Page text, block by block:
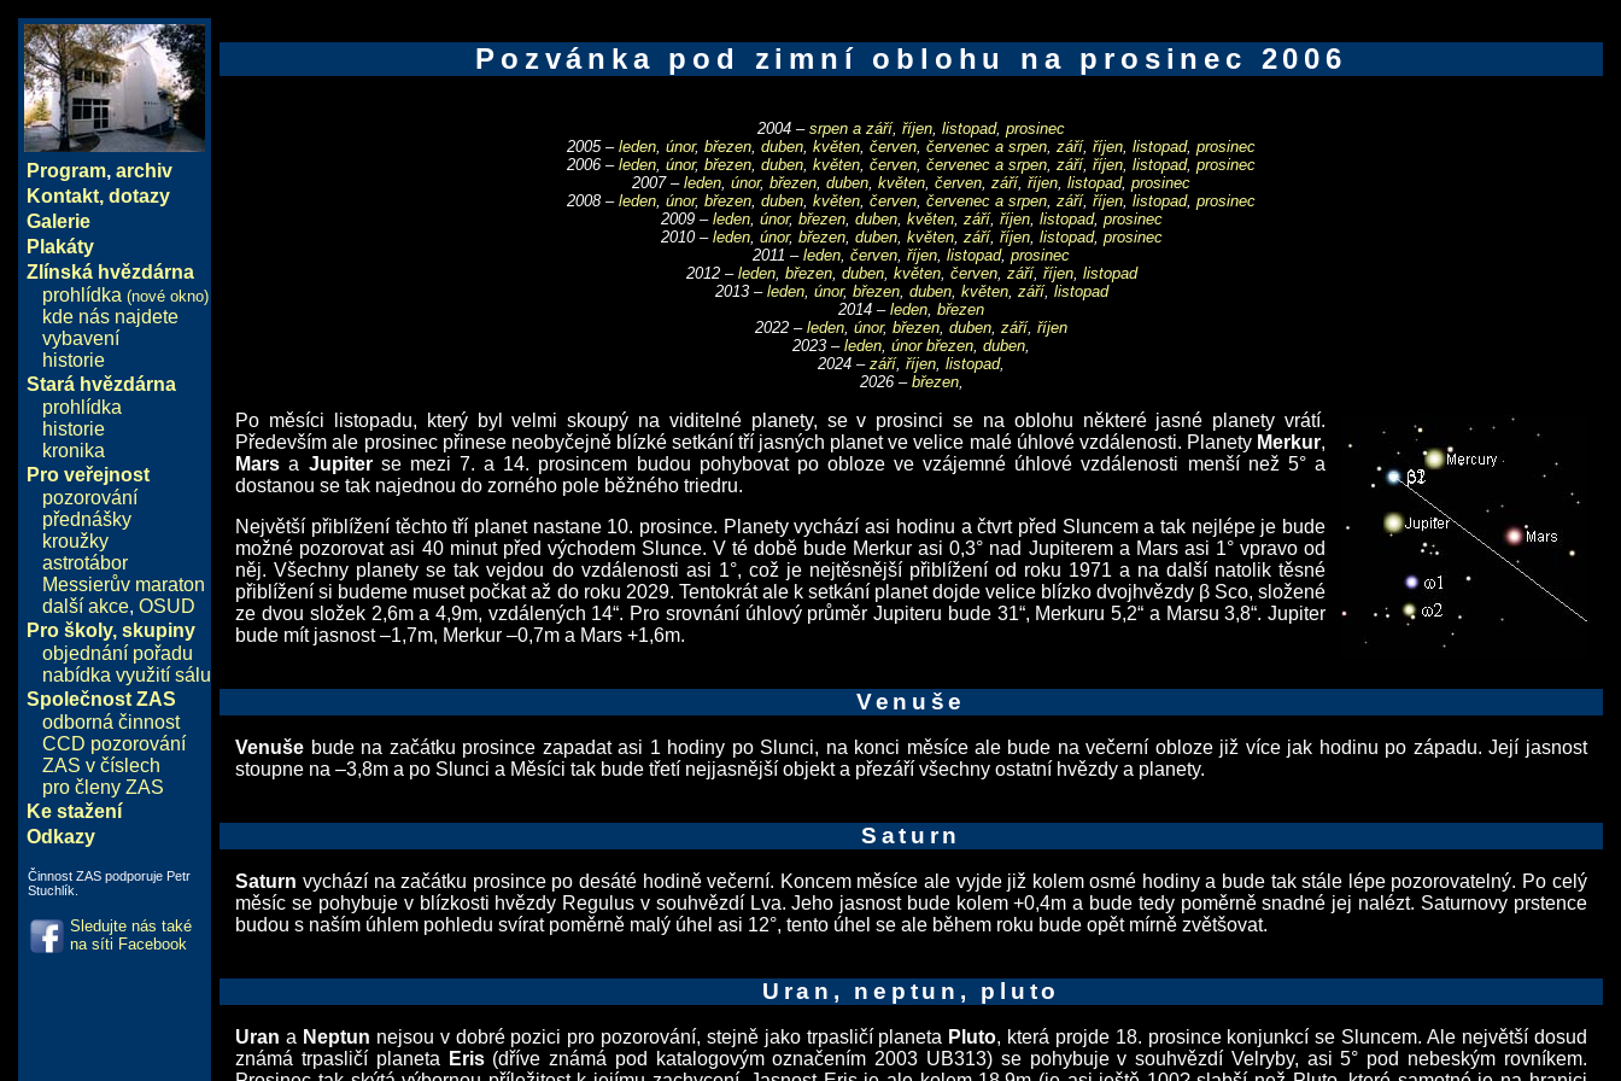
Program, archiv
Kontakt, dotazy
Galerie
Plakáty
Zlínská hvězdárna
prohlídka (nové okno)
kde nás najdete
vybavení
historie
Stará hvězdárna
prohlídka
historie
kronika
Pro veřejnost
pozorování
přednášky
kroužky
astrotábor
Messierův maraton
další akce, OSUD
Pro školy, skupiny
objednání pořadu
nabídka využití sálu
Společnost ZAS
odborná činnost
CCD pozorování
ZAS v číslech
pro členy ZAS
Ke stažení
Odkazy
Činnost ZAS podporuje Petr
Stuchlík.
Sledujte nás také
na síti Facebook
Pozvánka pod zimní oblohu na prosinec 2006
2004 – srpen a září, říjen, listopad, prosinec
2005 – leden, únor, březen, duben, květen, červen, červenec a srpen, září, říjen, listopad, prosinec
2006 – leden, únor, březen, duben, květen, červen, červenec a srpen, září, říjen, listopad, prosinec
2007 – leden, únor, březen, duben, květen, červen, září, říjen, listopad, prosinec
2008 – leden, únor, březen, duben, květen, červen, červenec a srpen, září, říjen, listopad, prosinec
2009 – leden, únor, březen, duben, květen, září, říjen, listopad, prosinec
2010 – leden, únor, březen, duben, květen, září, říjen, listopad, prosinec
2011 – leden, červen, říjen, listopad, prosinec
2012 – leden, březen, duben, květen, červen, září, říjen, listopad
2013 – leden, únor, březen, duben, květen, září, listopad
2014 – leden, březen
2022 – leden, únor, březen, duben, září, říjen
2023 – leden, únor březen, duben,
2024 – září, říjen, listopad,
2026 – březen,
Po měsíci listopadu, který byl velmi skoupý na viditelné planety, se v prosinci se na oblohu některé jasné planety vrátí.
Především ale prosinec přinese neobyčejně blízké setkání tří jasných planet ve velice malé úhlové vzdálenosti. Planety Merkur,
Mars a Jupiterse mezi 7. a 14. prosincem budou pohybovat po obloze ve vzájemné úhlové vzdálenosti menší než 5° a
dostanou se tak najednou do zorného pole běžného triedru.
Největší přiblížení těchto tří planet nastane 10. prosince. Planety vychází asi hodinu a čtvrt před Sluncem a tak nejlépe je bude
možné pozorovat asi 40 minut před východem Slunce. V té době bude Merkur asi 0,3° nad Jupiterem a Mars asi 1° vpravo od
něj. Všechny planety se tak vejdou do vzdálenosti asi 1°, což je nejtěsnější přiblížení od roku 1971 a na další natolik těsné
přiblížení si budeme muset počkat až do roku 2029. Tentokrát ale k setkání planet dojde velice blízko dvojhvězdy β Sco, složené
ze dvou složek 2,6m a 4,9m, vzdálených 14“. Pro srovnání úhlový průměr Jupiteru bude 31“, Merkuru 5,2“ a Marsu 3,8“. Jupiter
bude mít jasnost –1,7m, Merkur –0,7m a Mars +1,6m.
Venuše
Venuše bude na začátku prosince zapadat asi 1 hodiny po Slunci, na konci měsíce ale bude na večerní obloze již více jak hodinu po západu. Její jasnost
stoupne na –3,8m a po Slunci a Měsíci tak bude třetí nejjasnější objekt a přezáří všechny ostatní hvězdy a planety.
Saturn
Saturn vychází na začátku prosince po desáté hodině večerní. Koncem měsíce ale vyjde již kolem osmé hodiny a bude tak stále lépe pozorovatelný. Po celý
měsíc se pohybuje v blízkosti hvězdy Regulus v souhvězdí Lva. Jeho jasnost bude kolem +0,4m a bude tedy poměrně snadné jej nalézt. Saturnovy prstence
budou s naším úhlem pohledu svírat poměrně malý úhel asi 12°, tento úhel se ale během roku bude opět mírně zvětšovat.
Uran, neptun, pluto
Uran a Neptun nejsou v dobré pozici pro pozorování, stejně jako trpasličí planeta Pluto, která projde 18. prosince konjunkcí se Sluncem. Ale největší dosud
známá trpasličí planeta Eris(dříve známá pod katalogovým označením 2003 UB313) se pohybuje v souhvězdí Velryby, asi 5° pod nebeským rovníkem.